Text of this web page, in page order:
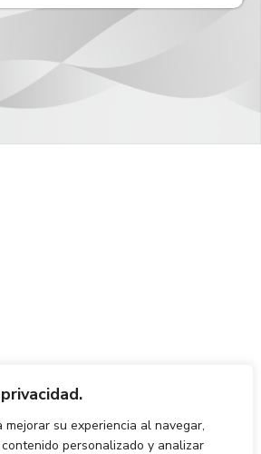
mejorar su experiencia al navegar,
personalizado y analizar